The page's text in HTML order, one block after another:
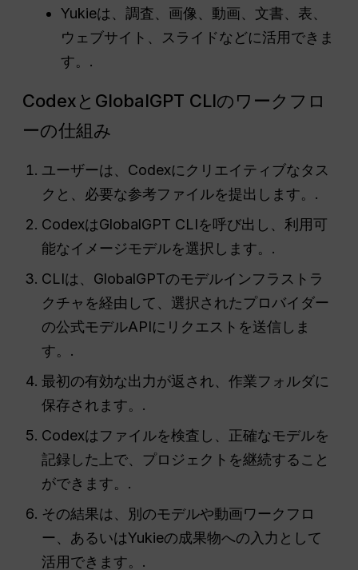
Yukieは、調査、画像、動画、文書、表、
ウェブサイト、スライドなどに活用できま
す。.
CodexとGlobalGPT CLIのワークフロ
ーの仕組み
ユーザーは、Codexにクリエイティブなタス
クと、必要な参考ファイルを提出します。.
CodexはGlobalGPT CLIを呼び出し、利用可
能なイメージモデルを選択します。.
CLIは、GlobalGPTのモデルインフラストラ
クチャを経由して、選択されたプロバイダー
の公式モデルAPIにリクエストを送信しま
す。.
最初の有効な出力が返され、作業フォルダに
保存されます。.
Codexはファイルを検査し、正確なモデルを
記録した上で、プロジェクトを継続すること
ができます。.
その結果は、別のモデルや動画ワークフロ
ー、あるいはYukieの成果物への入力として
活用できます。.